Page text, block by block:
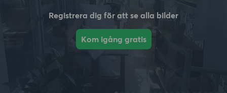
Registrera dig för att se alla bilder
Kom igång gratis